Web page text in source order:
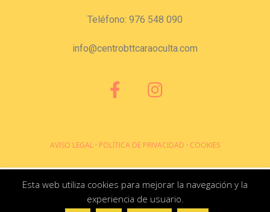
Teléfono: 976 548 090
info@centrobttcaraoculta.com
AVISO LEGAL · POLÍTICA DE PRIVACIDAD · COOKIES
Esta web utiliza cookies para mejorar la navegación y la
experiencia de usuario.